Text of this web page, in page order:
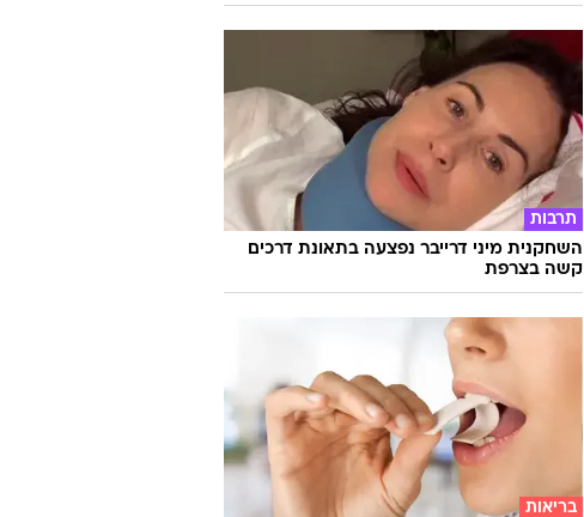
תרבות
השחקנית מיני דרייבר נפצעה בתאונת דרכים
קשה בצרפת
בריאות